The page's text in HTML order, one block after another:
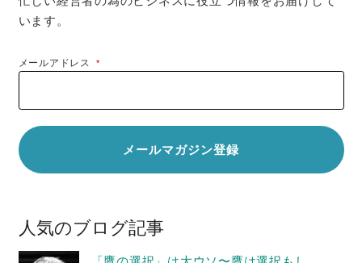
います。
メールアドレス*
人気のブログ記事